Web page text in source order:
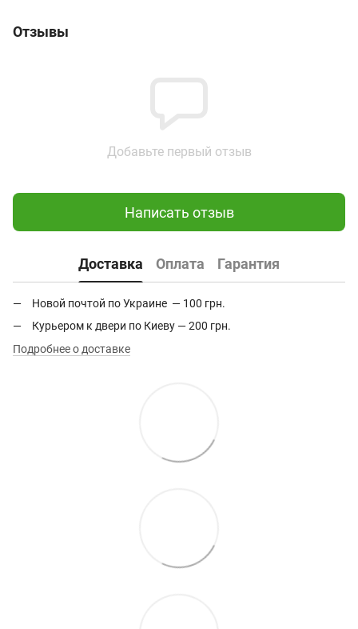
Отзывы
Добавьте первый отзыв
Написать отзыв
Доставка Оплата Гарантия
Новой почтой по Украине — 100 грн.
Курьером к двери по Киеву — 200 грн.
Подробнее о доставке